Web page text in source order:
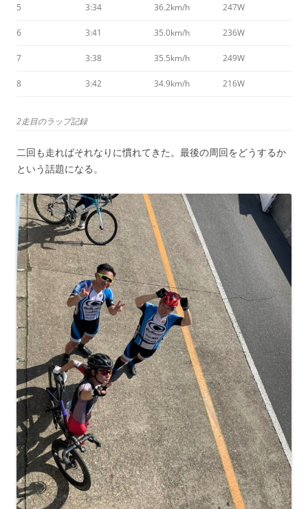
5 3:34 36.2km/h 247W
6 3:41 35.0km/h 236W
7 3:38 35.5km/h 249W
8 3:42 34.9km/h 216W
2走目のラップ記録
二回も走ればそれなりに慣れてきた。最後の周回をどうするか
という話題になる。